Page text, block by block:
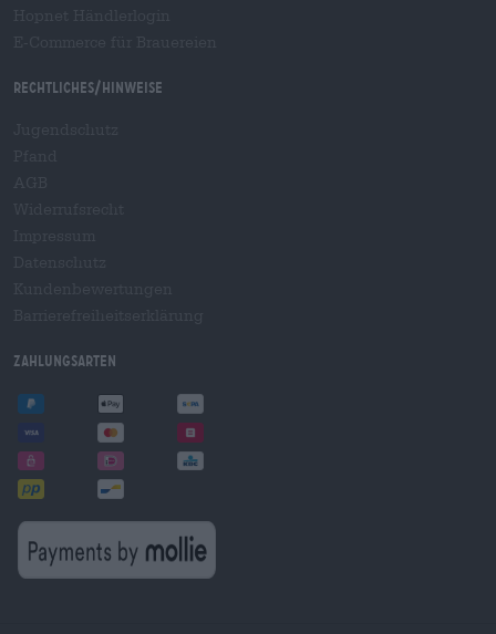
Rechtliches/Hinweise
Zahlungsarten